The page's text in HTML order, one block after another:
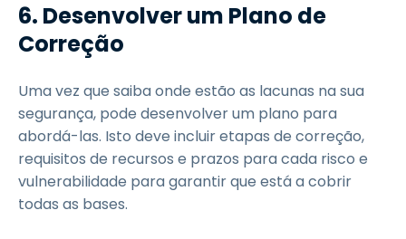
6. Desenvolver um Plano de
Correção
Uma vez que saiba onde estão as lacunas na sua
segurança, pode desenvolver um plano para
abordá-las. Isto deve incluir etapas de correção,
requisitos de recursos e prazos para cada risco e
vulnerabilidade para garantir que está a cobrir
todas as bases.